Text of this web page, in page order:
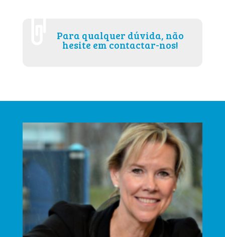
Para qualquer dúvida, não
hesite em contactar-nos!